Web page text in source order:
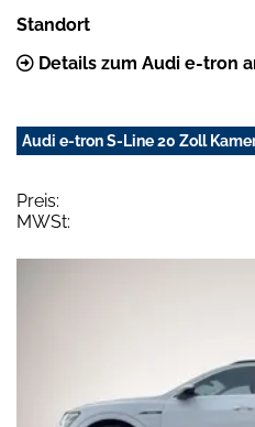
Standort
Details zum Audi e-tron
Audi e-tron S-Line 20 Zoll
Preis:
MWSt: